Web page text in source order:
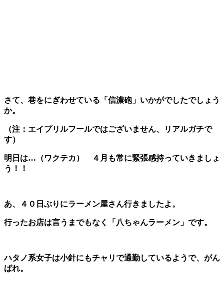
さて、巷をにぎわせている 「信濃砲」 いかがでしたでしょう
か。
（注：エイプリルフールではございません、リアルガチで
す）
明日は…（ワクテカ）
４月も常に緊張感持っていきましょ
う！！
あ、４０日ぶりにラーメン屋さん行きましたよ。
行ったお店は言うまでもなく「八ちゃんラーメン」です。
ハタノ系女子は小針にもチャリで通勤しているようで、がん
ばれ。